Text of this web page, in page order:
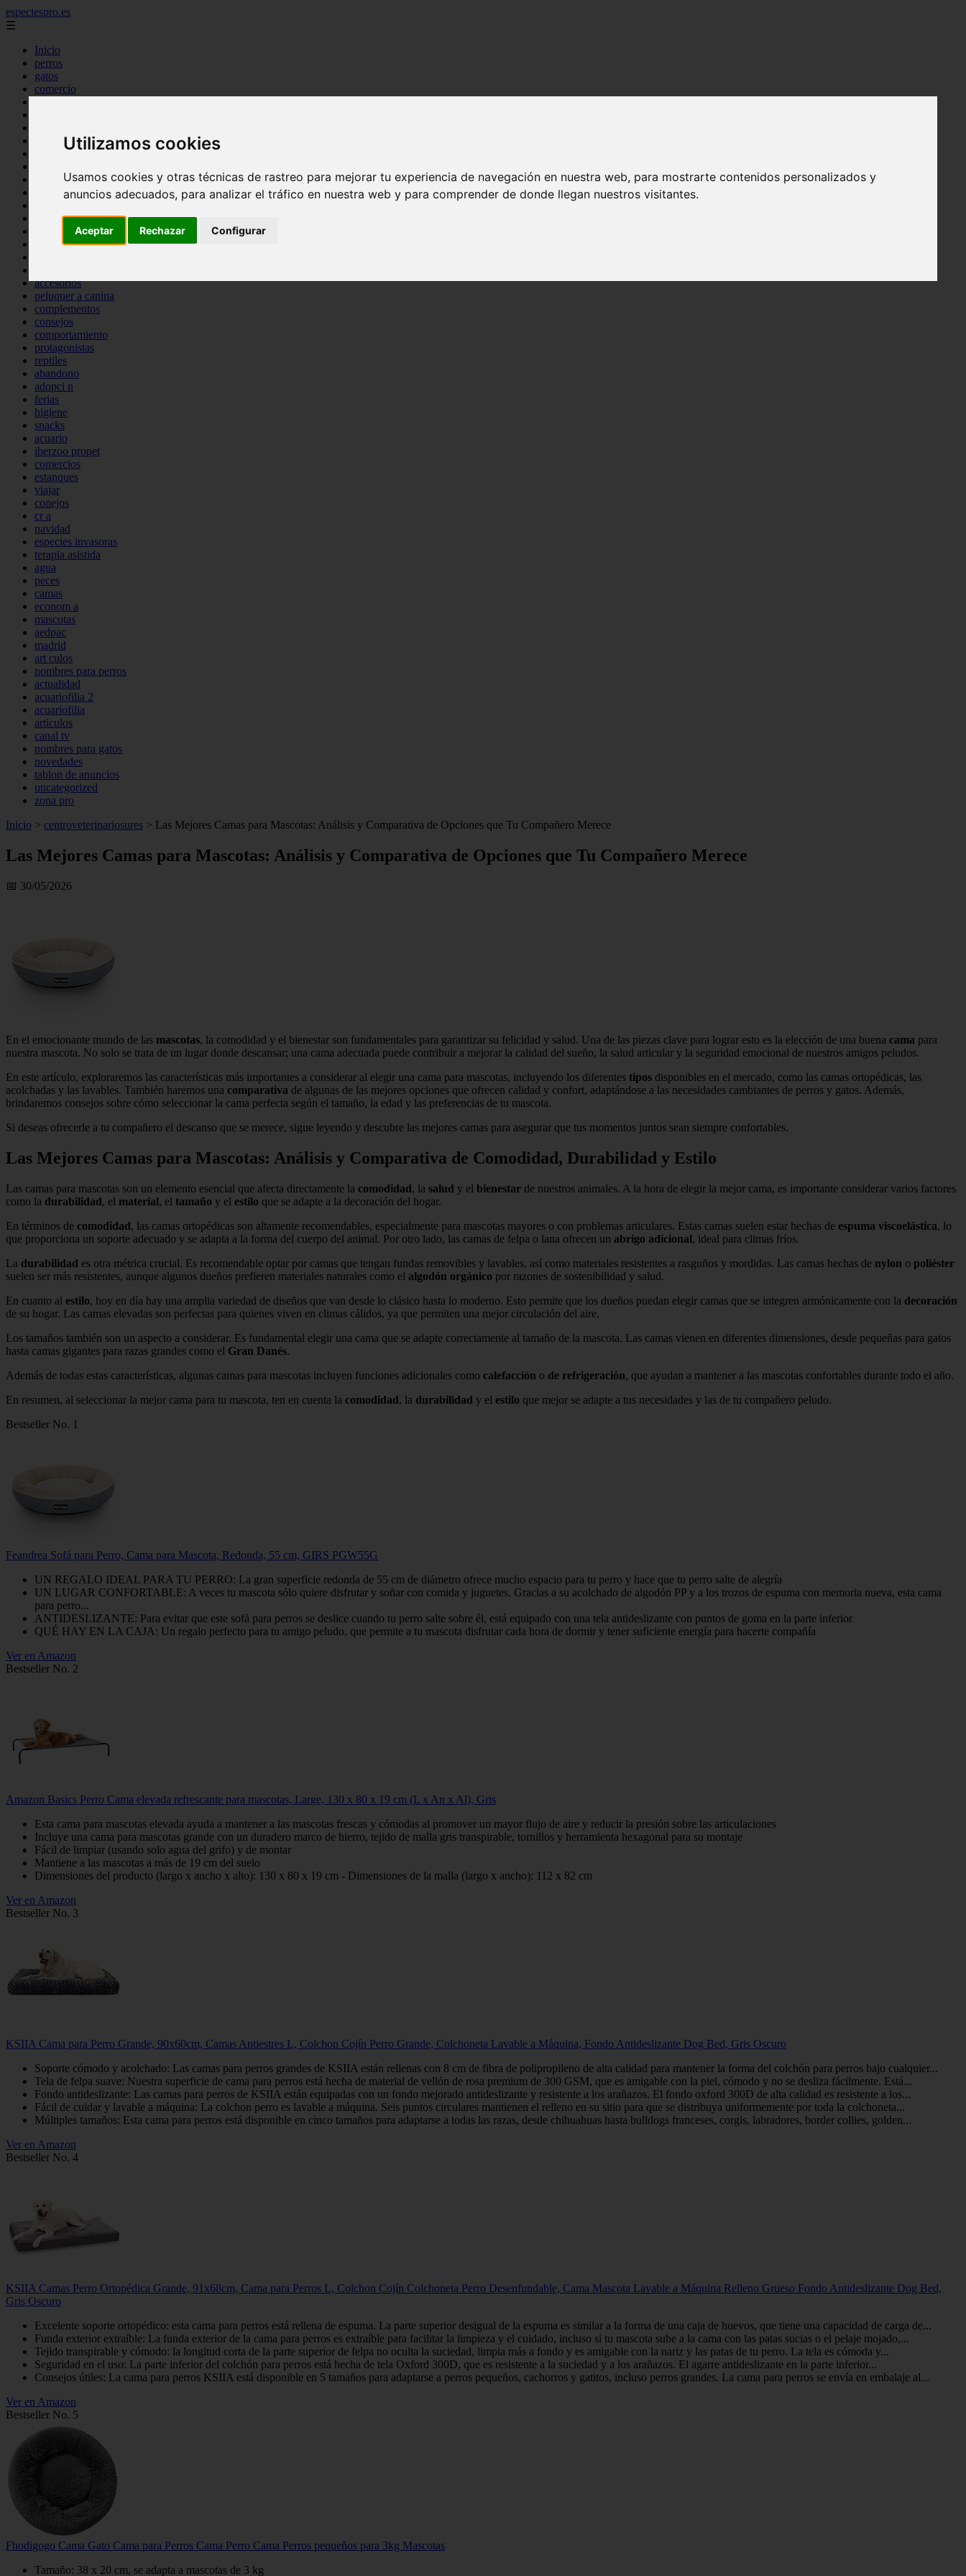
Utilizamos cookies
Usamos cookies y otras técnicas de rastreo para mejorar tu experiencia de navegación en nuestra web, para mostrarte contenidos personalizados y
anuncios adecuados, para analizar el tráfico en nuestra web y para comprender de donde llegan nuestros visitantes.
Aceptar Rechazar Configurar
especiespro.es
☰
Inicio
perros
gatos
comercio
tenencia responsable
mantenimiento
bienestar
peque os mam feros
verano
accesorios
peluquer a canina
complementos
consejos
comportamiento
protagonistas
reptiles
abandono
adopci n
ferias
higiene
snacks
acuario
iberzoo propet
comercios
estanques
viajar
conejos
cr a
navidad
especies invasoras
terapia asistida
agua
peces
camas
econom a
mascotas
aedpac
madrid
art culos
nombres para perros
actualidad
acuariofilia 2
acuariofilia
articulos
canal tv
nombres para gatos
novedades
tablon de anuncios
uncategorized
zona pro
Inicio > centroveterinariosures > Las Mejores Camas para Mascotas: Análisis y Comparativa de Opciones que Tu Compañero Merece
Las Mejores Camas para Mascotas: Análisis y Comparativa de Opciones que Tu Compañero Merece
📅 30/05/2026
En el emocionante mundo de las mascotas, la comodidad y el bienestar son fundamentales para garantizar su felicidad y salud. Una de las piezas clave para lograr esto es la elección de una buena cama para
nuestra mascota. No solo se trata de un lugar donde descansar; una cama adecuada puede contribuir a mejorar la calidad del sueño, la salud articular y la seguridad emocional de nuestros amigos peludos.
En este artículo, exploraremos las características más importantes a considerar al elegir una cama para mascotas, incluyendo los diferentes tipos disponibles en el mercado, como las camas ortopédicas, las
acolchadas y las lavables. También haremos una comparativa de algunas de las mejores opciones que ofrecen calidad y confort, adaptándose a las necesidades cambiantes de perros y gatos. Además,
brindaremos consejos sobre cómo seleccionar la cama perfecta según el tamaño, la edad y las preferencias de tu mascota.
Si deseas ofrecerle a tu compañero el descanso que se merece, sigue leyendo y descubre las mejores camas para asegurar que tus momentos juntos sean siempre confortables.
Las Mejores Camas para Mascotas: Análisis y Comparativa de Comodidad, Durabilidad y Estilo
Las camas para mascotas son un elemento esencial que afecta directamente la comodidad, la salud y el bienestar de nuestros animales. A la hora de elegir la mejor cama, es importante considerar varios factores
como la durabilidad, el material, el tamaño y el estilo que se adapte a la decoración del hogar.
En términos de comodidad, las camas ortopédicas son altamente recomendables, especialmente para mascotas mayores o con problemas articulares. Estas camas suelen estar hechas de espuma viscoelástica, lo
que proporciona un soporte adecuado y se adapta a la forma del cuerpo del animal. Por otro lado, las camas de felpa o lana ofrecen un abrigo adicional, ideal para climas fríos.
La durabilidad es otra métrica crucial. Es recomendable optar por camas que tengan fundas removibles y lavables, así como materiales resistentes a rasguños y mordidas. Las camas hechas de nylon o poliéster
suelen ser más resistentes, aunque algunos dueños prefieren materiales naturales como el algodón orgánico por razones de sostenibilidad y salud.
En cuanto al estilo, hoy en día hay una amplia variedad de diseños que van desde lo clásico hasta lo moderno. Esto permite que los dueños puedan elegir camas que se integren armónicamente con la decoración
de su hogar. Las camas elevadas son perfectas para quienes viven en climas cálidos, ya que permiten una mejor circulación del aire.
Los tamaños también son un aspecto a considerar. Es fundamental elegir una cama que se adapte correctamente al tamaño de la mascota. Las camas vienen en diferentes dimensiones, desde pequeñas para gatos
hasta camas gigantes para razas grandes como el Gran Danés.
Además de todas estas características, algunas camas para mascotas incluyen funciones adicionales como calefacción o de refrigeración, que ayudan a mantener a las mascotas confortables durante todo el año.
En resumen, al seleccionar la mejor cama para tu mascota, ten en cuenta la comodidad, la durabilidad y el estilo que mejor se adapte a tus necesidades y las de tu compañero peludo.
Bestseller No. 1
Feandrea Sofá para Perro, Cama para Mascota, Redonda, 55 cm, GIRS PGW55G
UN REGALO IDEAL PARA TU PERRO: La gran superficie redonda de 55 cm de diámetro ofrece mucho espacio para tu perro y hace que tu perro salte de alegría
UN LUGAR CONFORTABLE: A veces tu mascota sólo quiere disfrutar y soñar con comida y juguetes. Gracias a su acolchado de algodón PP y a los trozos de espuma con memoria nueva, esta cama
para perro...
ANTIDESLIZANTE: Para evitar que este sofá para perros se deslice cuando tu perro salte sobre él, está equipado con una tela antideslizante con puntos de goma en la parte inferior
QUÉ HAY EN LA CAJA: Un regalo perfecto para tu amigo peludo, que permite a tu mascota disfrutar cada hora de dormir y tener suficiente energía para hacerte compañía
Ver en Amazon
Bestseller No. 2
Amazon Basics Perro Cama elevada refrescante para mascotas, Large, 130 x 80 x 19 cm (L x An x Al), Gris
Esta cama para mascotas elevada ayuda a mantener a las mascotas frescas y cómodas al promover un mayor flujo de aire y reducir la presión sobre las articulaciones
Incluye una cama para mascotas grande con un duradero marco de hierro, tejido de malla gris transpirable, tornillos y herramienta hexagonal para su montaje
Fácil de limpiar (usando solo agua del grifo) y de montar
Mantiene a las mascotas a más de 19 cm del suelo
Dimensiones del producto (largo x ancho x alto): 130 x 80 x 19 cm - Dimensiones de la malla (largo x ancho): 112 x 82 cm
Ver en Amazon
Bestseller No. 3
KSIIA Cama para Perro Grande, 90x60cm, Camas Antiestres L, Colchon Cojín Perro Grande, Colchoneta Lavable a Máquina, Fondo Antideslizante Dog Bed, Gris Oscuro
Soporte cómodo y acolchado: Las camas para perros grandes de KSIIA están rellenas con 8 cm de fibra de polipropileno de alta calidad para mantener la forma del colchón para perros bajo cualquier...
Tela de felpa suave: Nuestra superficie de cama para perros está hecha de material de vellón de rosa premium de 300 GSM, que es amigable con la piel, cómodo y no se desliza fácilmente. Está...
Fondo antideslizante: Las camas para perros de KSIIA están equipadas con un fondo mejorado antideslizante y resistente a los arañazos. El fondo oxford 300D de alta calidad es resistente a los...
Fácil de cuidar y lavable a máquina: La colchon perro es lavable a máquina. Seis puntos circulares mantienen el relleno en su sitio para que se distribuya uniformemente por toda la colchoneta...
Múltiples tamaños: Esta cama para perros está disponible en cinco tamaños para adaptarse a todas las razas, desde chihuahuas hasta bulldogs franceses, corgis, labradores, border collies, golden...
Ver en Amazon
Bestseller No. 4
KSIIA Camas Perro Ortopédica Grande, 91x68cm, Cama para Perros L, Colchon Cojín Colchoneta Perro Desenfundable, Cama Mascota Lavable a Máquina Relleno Grueso Fondo Antideslizante Dog Bed,
Gris Oscuro
Excelente soporte ortopédico: esta cama para perros está rellena de espuma. La parte superior desigual de la espuma es similar a la forma de una caja de huevos, que tiene una capacidad de carga de...
Funda exterior extraíble: La funda exterior de la cama para perros es extraíble para facilitar la limpieza y el cuidado, incluso si tu mascota sube a la cama con las patas sucias o el pelaje mojado,...
Tejido transpirable y cómodo: la longitud corta de la parte superior de felpa no oculta la suciedad, limpia más a fondo y es amigable con la nariz y las patas de tu perro. La tela es cómoda y...
Seguridad en el uso: La parte inferior del colchón para perros está hecha de tela Oxford 300D, que es resistente a la suciedad y a los arañazos. El agarre antideslizante en la parte inferior...
Consejos útiles: La cama para perros KSIIA está disponible en 5 tamaños para adaptarse a perros pequeños, cachorros y gatitos, incluso perros grandes. La cama para perros se envía en embalaje al...
Ver en Amazon
Bestseller No. 5
Fhodigogo Cama Gato Cama para Perros Cama Perro Cama Perros pequeños para 3kg Mascotas
Tamaño: 38 x 20 cm, se adapta a mascotas de 3 kg